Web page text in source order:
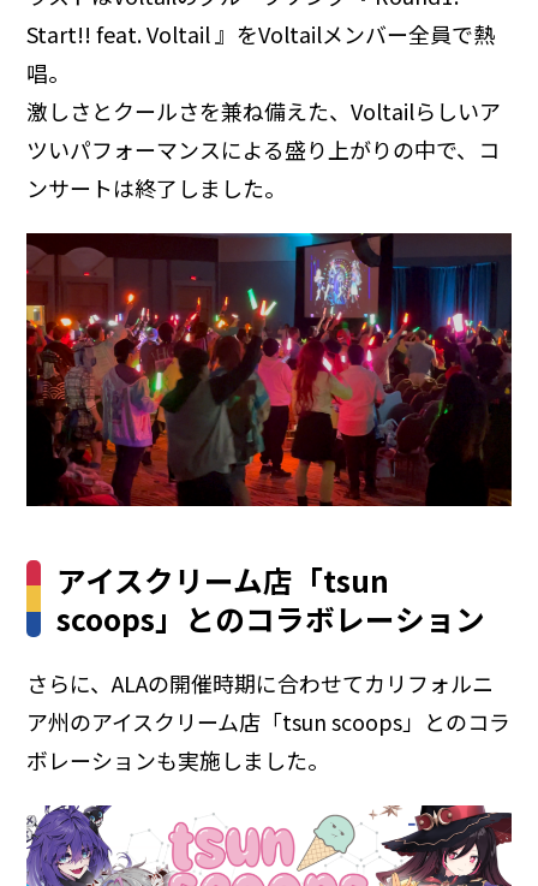
Start!! feat. Voltail 』をVoltailメンバー全員で熱
唱。
激しさとクールさを兼ね備えた、Voltailらしいア
ツいパフォーマンスによる盛り上がりの中で、コ
ンサートは終了しました。
アイスクリーム店「tsun
scoops」とのコラボレーション
さらに、ALAの開催時期に合わせてカリフォルニ
ア州のアイスクリーム店「tsun scoops」とのコラ
ボレーションも実施しました。